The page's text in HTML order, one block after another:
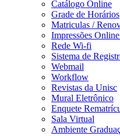
Catálogo Online
Grade de Horários
Matriculas /
Impressões
Rede Wi-fi
Sistema de
Webmail
Workflow
Revistas da Unisc
Mural Eletrônico
Enquete
Sala Virtual
Ambiente